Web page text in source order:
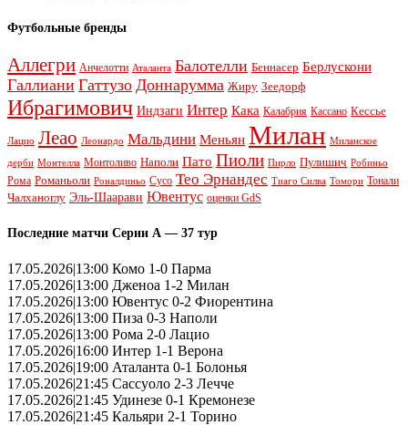
Футбольные бренды
Аллегри Анчелотти Аталанта Балотелли Беннасер Берлускони
Галлиани Гаттузо Доннарумма Жиру Зеедорф
Ибрагимович Индзаги Интер Кака Калабрия Кассано Кессье
Лацио Леао Леонардо Мальдини Меньян Милан Миланское
дерби Монтелла Монтоливо Наполи Пато Пиоли Пирло Пулишич Робиньо
Рома Романьоли Роналдиньо Сусо Тео Эрнандес Тиаго Силва Томори Тонали
Чалханоглу Эль-Шаарави Ювентус оценки GdS
Последние матчи Серии А — 37 тур
17.05.2026|13:00 Комо 1-0 Парма
17.05.2026|13:00 Дженоа 1-2 Милан
17.05.2026|13:00 Ювентус 0-2 Фиорентина
17.05.2026|13:00 Пиза 0-3 Наполи
17.05.2026|13:00 Рома 2-0 Лацио
17.05.2026|16:00 Интер 1-1 Верона
17.05.2026|19:00 Аталанта 0-1 Болонья
17.05.2026|21:45 Сассуоло 2-3 Лечче
17.05.2026|21:45 Удинезе 0-1 Кремонезе
17.05.2026|21:45 Кальяри 2-1 Торино